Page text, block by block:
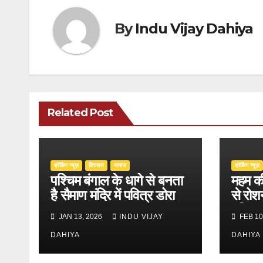
ByIndu Vijay Dahiya
Related Post
ब्रेकिंग न्यूज़ ‍‍विरासत समाज
पश्चिम बंगाल के धागे से बनता
है सैमाण मंदिर में पवित्र डोरा
JAN 13, 2026 INDU VIJAY
DAHIYA
ब्रेकिंग न्यूज़
महम
से
दुनिया
FEB
DAHIYA